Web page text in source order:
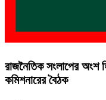
রাজনৈতিক সংলাপের অংশ
কমিশনারের বৈঠক